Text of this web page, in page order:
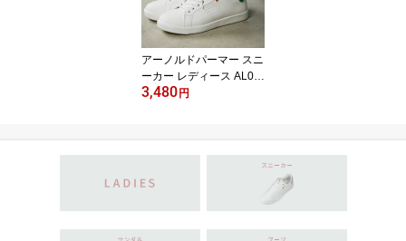
アーノルドパーマー スニ
ーカー レディース AL07
02 軽量 歩きやすい ロー
5.0cm
3,480 円